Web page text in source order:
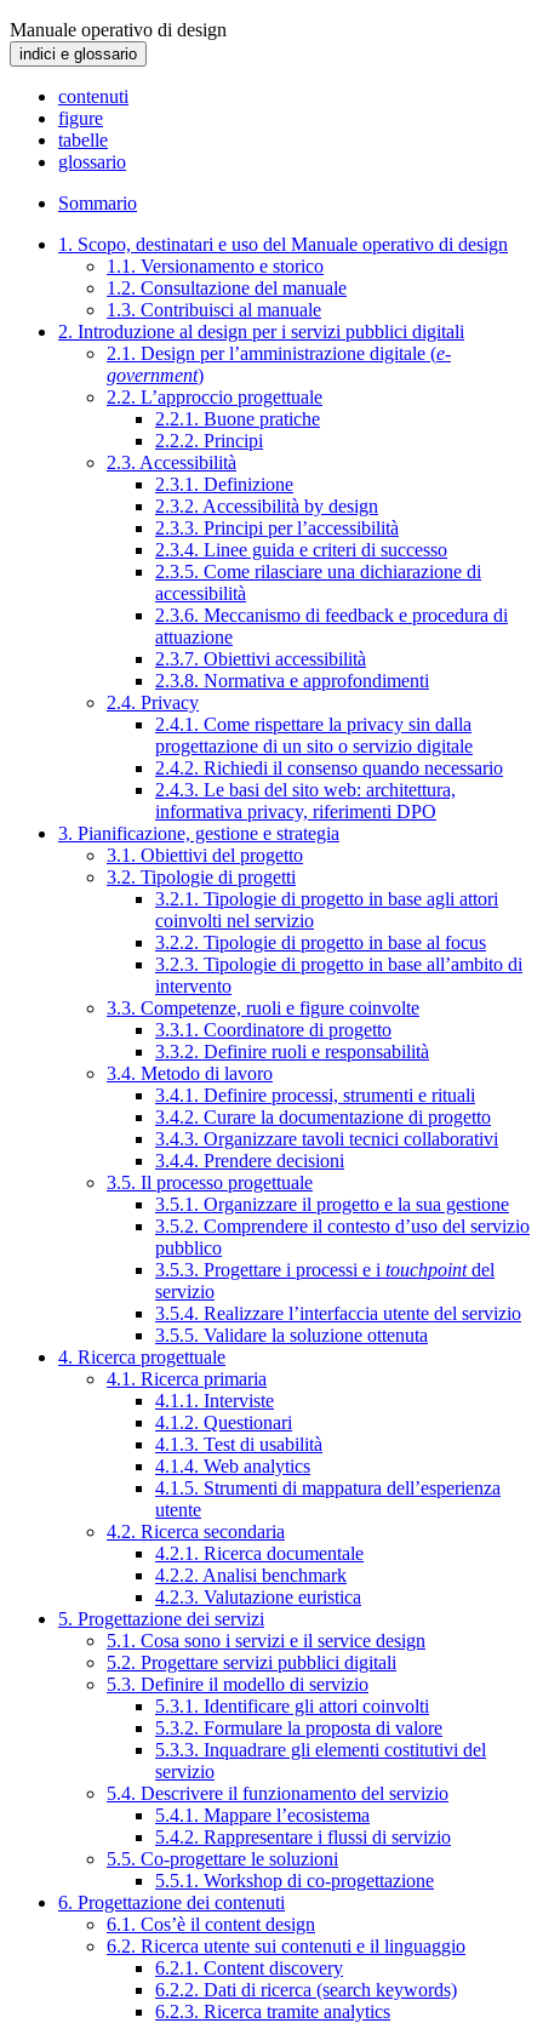
Manuale operativo di design
indici e glossario
contenuti
figure
tabelle
glossario
Sommario
1. Scopo, destinatari e uso del Manuale operativo di design
1.1. Versionamento e storico
1.2. Consultazione del manuale
1.3. Contribuisci al manuale
2. Introduzione al design per i servizi pubblici digitali
2.1. Design per l’amministrazione digitale (e-
government)
2.2. L’approccio progettuale
2.2.1. Buone pratiche
2.2.2. Principi
2.3. Accessibilità
2.3.1. Definizione
2.3.2. Accessibilità by design
2.3.3. Principi per l’accessibilità
2.3.4. Linee guida e criteri di successo
2.3.5. Come rilasciare una dichiarazione di
accessibilità
2.3.6. Meccanismo di feedback e procedura di
attuazione
2.3.7. Obiettivi accessibilità
2.3.8. Normativa e approfondimenti
2.4. Privacy
2.4.1. Come rispettare la privacy sin dalla
progettazione di un sito o servizio digitale
2.4.2. Richiedi il consenso quando necessario
2.4.3. Le basi del sito web: architettura,
informativa privacy, riferimenti DPO
3. Pianificazione, gestione e strategia
3.1. Obiettivi del progetto
3.2. Tipologie di progetti
3.2.1. Tipologie di progetto in base agli attori
coinvolti nel servizio
3.2.2. Tipologie di progetto in base al focus
3.2.3. Tipologie di progetto in base all’ambito di
intervento
3.3. Competenze, ruoli e figure coinvolte
3.3.1. Coordinatore di progetto
3.3.2. Definire ruoli e responsabilità
3.4. Metodo di lavoro
3.4.1. Definire processi, strumenti e rituali
3.4.2. Curare la documentazione di progetto
3.4.3. Organizzare tavoli tecnici collaborativi
3.4.4. Prendere decisioni
3.5. Il processo progettuale
3.5.1. Organizzare il progetto e la sua gestione
3.5.2. Comprendere il contesto d’uso del servizio
pubblico
3.5.3. Progettare i processi e i touchpointdel
servizio
3.5.4. Realizzare l’interfaccia utente del servizio
3.5.5. Validare la soluzione ottenuta
4. Ricerca progettuale
4.1. Ricerca primaria
4.1.1. Interviste
4.1.2. Questionari
4.1.3. Test di usabilità
4.1.4. Web analytics
4.1.5. Strumenti di mappatura dell’esperienza
utente
4.2. Ricerca secondaria
4.2.1. Ricerca documentale
4.2.2. Analisi benchmark
4.2.3. Valutazione euristica
5. Progettazione dei servizi
5.1. Cosa sono i servizi e il service design
5.2. Progettare servizi pubblici digitali
5.3. Definire il modello di servizio
5.3.1. Identificare gli attori coinvolti
5.3.2. Formulare la proposta di valore
5.3.3. Inquadrare gli elementi costitutivi del
servizio
5.4. Descrivere il funzionamento del servizio
5.4.1. Mappare l’ecosistema
5.4.2. Rappresentare i flussi di servizio
5.5. Co-progettare le soluzioni
5.5.1. Workshop di co-progettazione
6. Progettazione dei contenuti
6.1. Cos’è il content design
6.2. Ricerca utente sui contenuti e il linguaggio
6.2.1. Content discovery
6.2.2. Dati di ricerca (search keywords)
6.2.3. Ricerca tramite analytics